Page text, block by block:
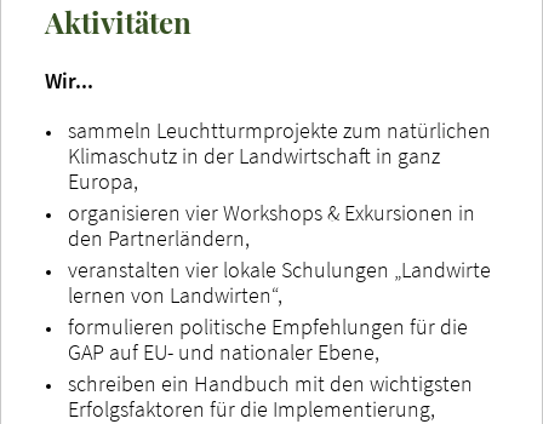
Aktivitäten
Wir...
sammeln Leuchtturmprojekte zum natürlichen
Klimaschutz in der Landwirtschaft in ganz
Europa,
organisieren vier Workshops & Exkursionen in
den Partnerländern,
veranstalten vier lokale Schulungen „Landwirte
lernen von Landwirten“,
formulieren politische Empfehlungen für die
GAP auf EU- und nationaler Ebene,
schreiben ein Handbuch mit den wichtigsten
Erfolgsfaktoren für die Implementierung,